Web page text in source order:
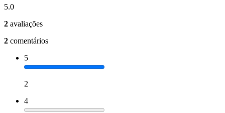
5.0
2 avaliações
2 comentários
5
2
4